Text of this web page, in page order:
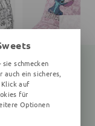
Basecap Lilo &
Batik, rosa
schmecken
ein sicheres,
Klick auf
für
Optionen